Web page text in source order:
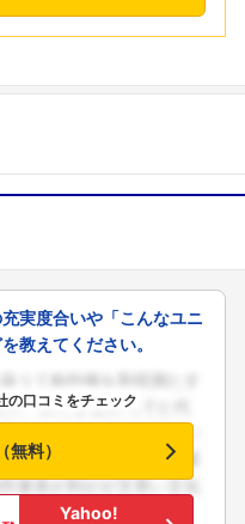
実度合いや「こんなユニ
教えてください。
の口コミをチェック
無料）
Yahoo!